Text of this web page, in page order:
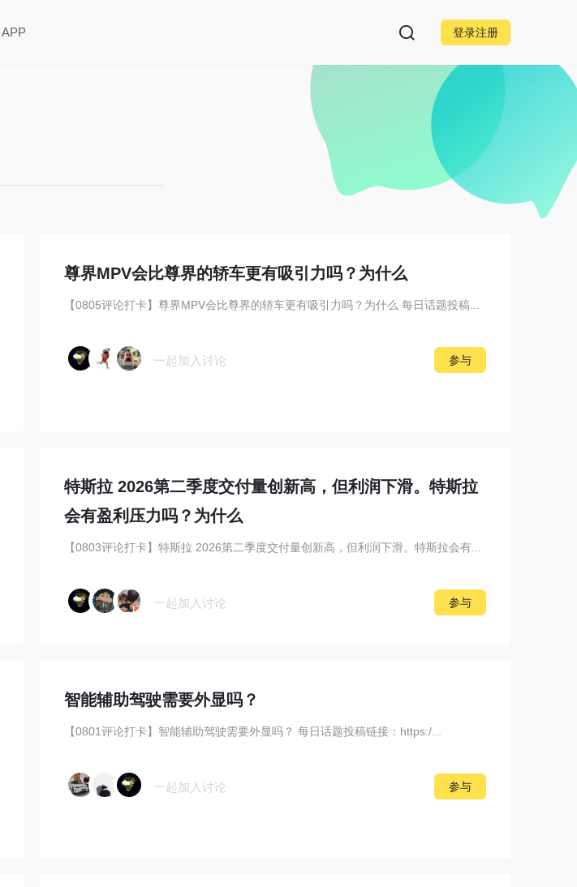
APP 登录注册
尊界MPV会比尊界的轿车更有吸引力吗？为什么
【0805评论打卡】尊界MPV会比尊界的轿车更有吸引力吗？为什么 每日话题投稿...
一起加入讨论 参与
特斯拉 2026第二季度交付量创新高，但利润下滑。特斯拉
会有盈利压力吗？为什么
【0803评论打卡】特斯拉 2026第二季度交付量创新高，但利润下滑。特斯拉会有...
一起加入讨论 参与
智能辅助驾驶需要外显吗？
【0801评论打卡】智能辅助驾驶需要外显吗？ 每日话题投稿链接：https:/...
一起加入讨论 参与